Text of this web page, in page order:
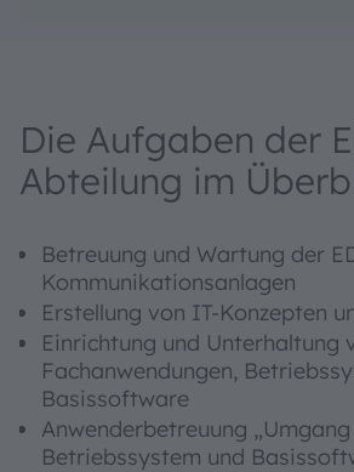
Die Aufgaben der
Abteilung im
Betreuung und Wartung der
Kommunikationsanlagen
Erstellung von IT-Konzepten
Einrichtung und Unterhaltung
Fachanwendungen,
Basissoftware
Anwenderbetreuung
Betriebssystem und